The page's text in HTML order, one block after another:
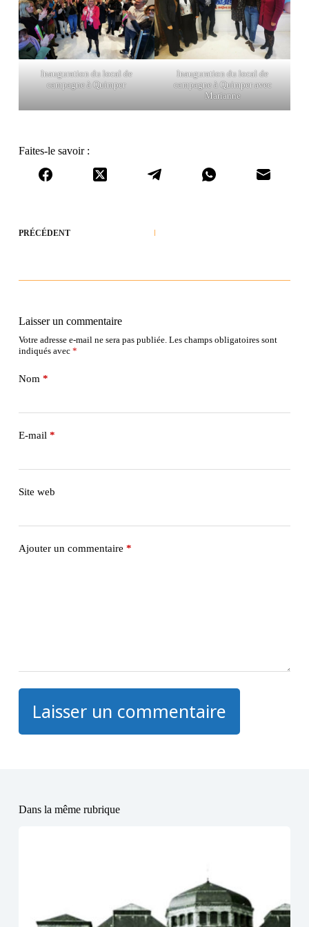
Inauguration du local de
campagne à Quimper
Inauguration du local de
campagne à Quimper avec
Marianne
Faites-le savoir :
PRÉCÉDENT
Laisser un commentaire
Votre adresse e-mail ne sera pas publiée. Les champs obligatoires sont
indiqués avec *
Nom *
E-mail *
Site web
Ajouter un commentaire *
Laisser un commentaire
Dans la même rubrique